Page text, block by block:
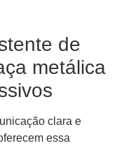
de
metálica
clara e
essa